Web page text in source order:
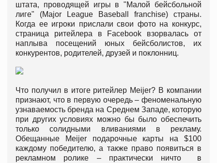
штата, проводящей игры в "Малой бейсбольной
лиге" (Major League Baseball franchise) страны.
Когда ее игроки прислали свои фото на конкурс,
страница ритейлера в Facebook взорвалась от
наплыва посещений юных бейсболистов, их
конкурентов, родителей, друзей и поклонниц.
Что получил в итоге ритейлер Meijer? В компании
признают, что в первую очередь – феноменальную
узнаваемость бренда на Среднем Западе, которую
при других условиях можно бы было обеспечить
только солидными вливаниями в рекламу.
Обещанные Meijer подарочные карты на $100
каждому победителю, а также право появиться в
рекламном ролике – практически ничто в